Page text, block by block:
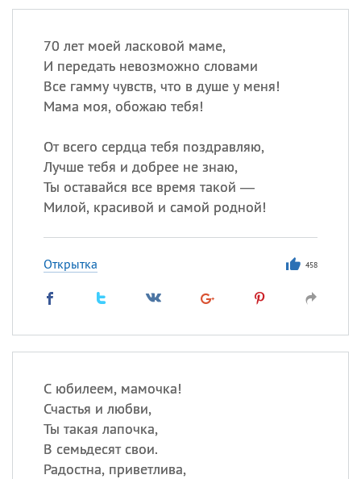
70 лет моей ласковой маме,
И передать невозможно словами
Все гамму чувств, что в душе у меня!
Мама моя, обожаю тебя!
От всего сердца тебя поздравляю,
Лучше тебя и добрее не знаю,
Ты оставайся все время такой —
Милой, красивой и самой родной!
Открытка 458
С юбилеем, мамочка!
Счастья и любви,
Ты такая лапочка,
В семьдесят свои.
Радостна, приветлива,